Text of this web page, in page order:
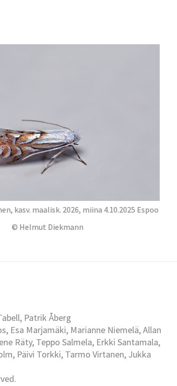
kasv. maalisk. 2026, miina 4.10.2025 Espoo
© Helmut Diekmann
Patrik Åberg
Esa Marjamäki, Marianne Niemelä, Allan
Räty, Teppo Salmela, Erkki Santamala,
Päivi Torkki, Tarmo Virtanen, Jukka